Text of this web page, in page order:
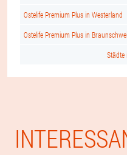
Ostelife Premium Plus in Westerland
Ostelife Premium Plus in
Städte